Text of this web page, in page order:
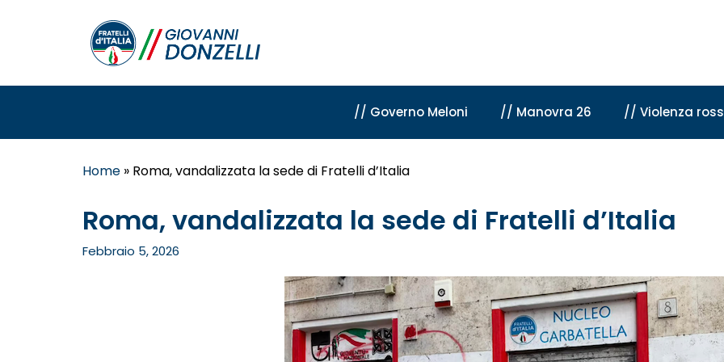
// Governo Meloni // Manovra 26 // Violenza
Home » Roma, vandalizzata la sede di Fratelli d’Italia
Roma, vandalizzata la sede di Fratelli d’Italia
Febbraio 5, 2026